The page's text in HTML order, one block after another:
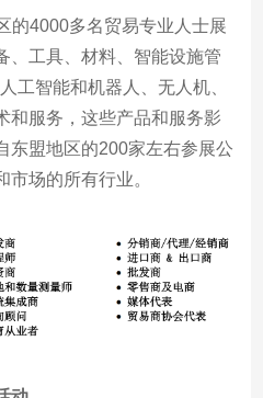
的4000多名贸易专业人士展
、工具、材料、智能设施管
工智能和机器人、无人机、
和服务，这些产品和服务影
东盟地区的200家左右参展公
场的所有行业。